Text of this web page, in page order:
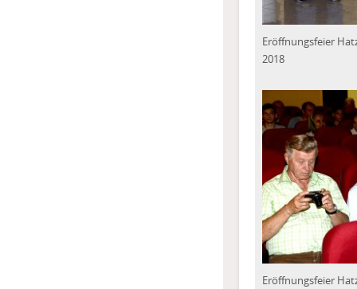
Eröffnungsfeier
2018
Eröffnungsfeier